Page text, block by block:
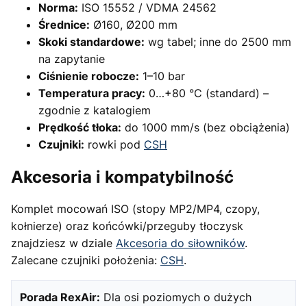
Norma: ISO 15552 / VDMA 24562
Średnice: Ø160, Ø200 mm
Skoki standardowe: wg tabel; inne do 2500 mm
na zapytanie
Ciśnienie robocze: 1–10 bar
Temperatura pracy: 0…+80 °C (standard) –
zgodnie z katalogiem
Prędkość tłoka: do 1000 mm/s (bez obciążenia)
Czujniki: rowki pod CSH
Akcesoria i kompatybilność
Komplet mocowań ISO (stopy MP2/MP4, czopy,
kołnierze) oraz końcówki/przeguby tłoczysk
znajdziesz w dziale Akcesoria do siłowników.
Zalecane czujniki położenia: CSH.
Porada RexAir: Dla osi poziomych o dużych